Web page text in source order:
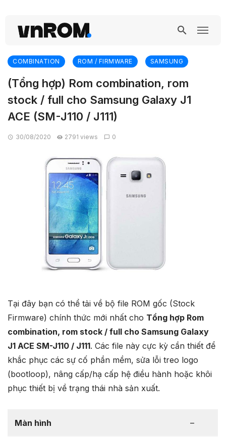
COMBINATION ROM / FIRMWARE SAMSUNG
(Tổng hợp) Rom combination, rom
stock / full cho Samsung Galaxy J1
ACE (SM-J110 / J111)
30/08/2020 2791 views 0
Tại đây bạn có thể tải về bộ file ROM gốc (Stock
Firmware) chính thức mới nhất cho Tổng hợp Rom
combination, rom stock / full cho Samsung Galaxy
J1 ACE SM-J110 / J111. Các file này cực kỳ cần thiết để
khắc phục các sự cố phần mềm, sửa lỗi treo logo
(bootloop), nâng cấp/hạ cấp hệ điều hành hoặc khôi
phục thiết bị về trạng thái nhà sản xuất.
Màn hình –